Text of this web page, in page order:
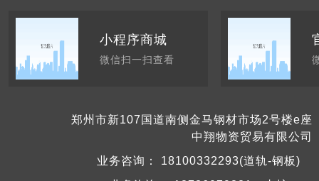
小程序商城
微信扫一扫查看
郑州市新107国道南侧金马钢材市场2号楼e座
中翔物资贸易有限公司
业务咨询：
18100332293(道轨-钢板)